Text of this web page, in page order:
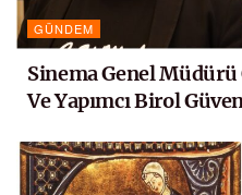
GÜNDEM
Sinema Genel
Ve Yapımcı Birol